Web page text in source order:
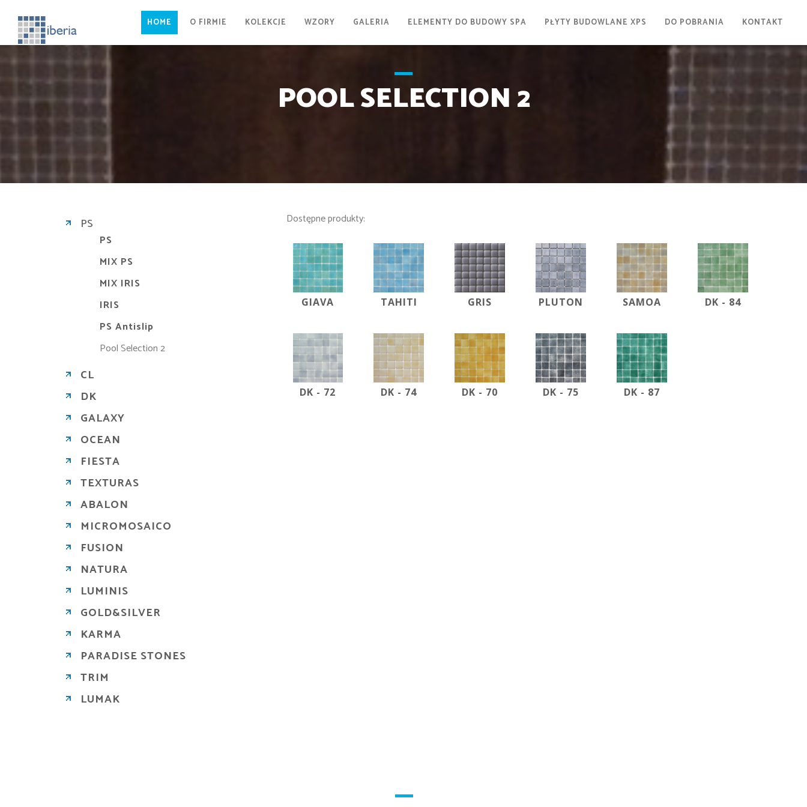
HOME O FIRMIE KOLEKCJE WZORY GALERIA ELEMENTY DO BUDOWY SPA PŁYTY BUDOWLANE XPS DO POBRANIA KONTAKT
POOL SELECTION 2
PS
PS
MIX PS
MIX IRIS
IRIS
PS Antislip
Pool Selection 2
CL
DK
GALAXY
OCEAN
FIESTA
TEXTURAS
ABALON
MICROMOSAICO
FUSION
NATURA
LUMINIS
GOLD&SILVER
KARMA
PARADISE STONES
TRIM
LUMAK
Dostępne produkty:
GIAVA TAHITI GRIS PLUTON SAMOA DK - 84
DK - 72 DK - 74 DK - 70 DK - 75 DK - 87